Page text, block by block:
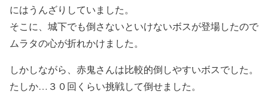
にはうんざりしていました。
そこに、城下でも倒さないといけないボスが登場したので
ムラタの心が折れかけました。
しかしながら、赤鬼さんは比較的倒しやすいボスでした。
たしか…３０回くらい挑戦して倒せました。